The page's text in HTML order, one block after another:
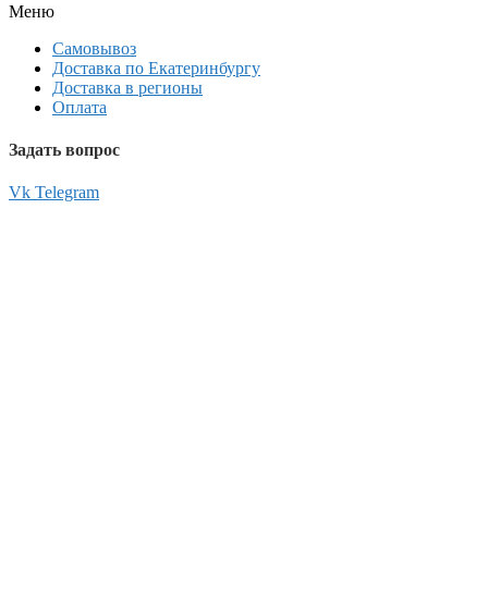
Меню
Самовывоз
Доставка по Екатеринбургу
Доставка в регионы
Оплата
Задать вопрос
Vk Telegram